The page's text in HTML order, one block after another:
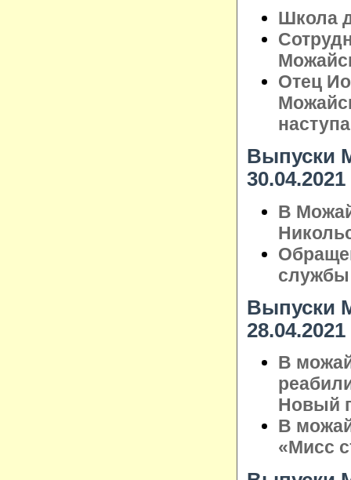
Школа
Отец
Выпуски
30.04.2021
В
службы
Выпуски
28.04.2021
В
Новый
В
«Мисс